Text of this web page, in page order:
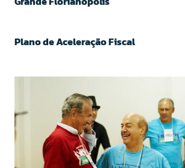
Plano de Aceleração Fiscal